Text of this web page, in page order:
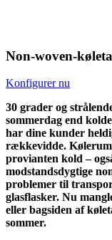
Non-woven-
Konfigurer nu
30 grader og
sommerdag end
har dine kunder
rækkevidde.
provianten kold –
modstandsdygtige
problemer til
glasflasker. Nu
eller bagsiden af
sommer.